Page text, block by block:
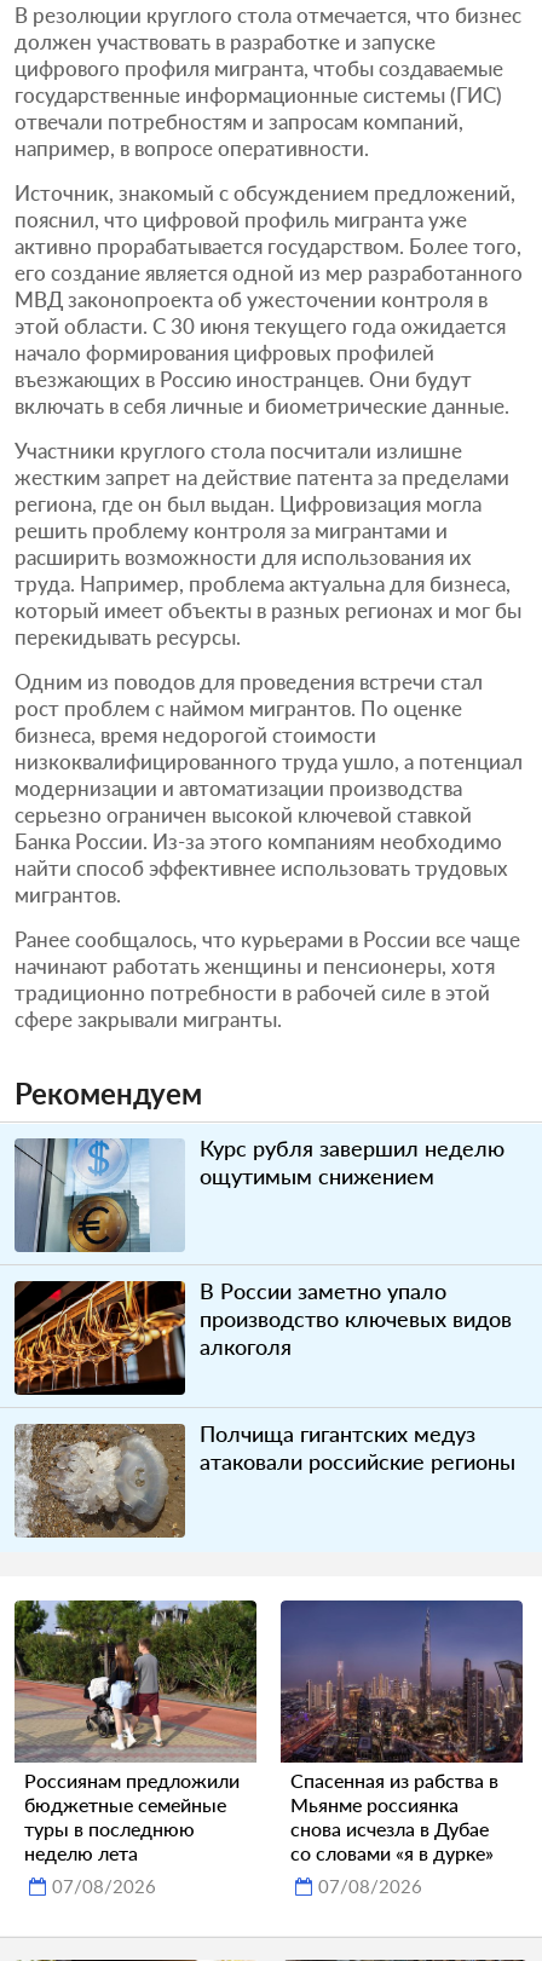
В резолюции круглого стола отмечается, что бизнес
должен участвовать в разработке и запуске
цифрового профиля мигранта, чтобы создаваемые
государственные информационные системы (ГИС)
отвечали потребностям и запросам компаний,
например, в вопросе оперативности.
Источник, знакомый с обсуждением предложений,
пояснил, что цифровой профиль мигранта уже
активно прорабатывается государством. Более того,
его создание является одной из мер разработанного
МВД законопроекта об ужесточении контроля в
этой области. С 30 июня текущего года ожидается
начало формирования цифровых профилей
въезжающих в Россию иностранцев. Они будут
включать в себя личные и биометрические данные.
Участники круглого стола посчитали излишне
жестким запрет на действие патента за пределами
региона, где он был выдан. Цифровизация могла
решить проблему контроля за мигрантами и
расширить возможности для использования их
труда. Например, проблема актуальна для бизнеса,
который имеет объекты в разных регионах и мог бы
перекидывать ресурсы.
Одним из поводов для проведения встречи стал
рост проблем с наймом мигрантов. По оценке
бизнеса, время недорогой стоимости
низкоквалифицированного труда ушло, а потенциал
модернизации и автоматизации производства
серьезно ограничен высокой ключевой ставкой
Банка России. Из-за этого компаниям необходимо
найти способ эффективнее использовать трудовых
мигрантов.
Ранее сообщалось, что курьерами в России все чаще
начинают работать женщины и пенсионеры, хотя
традиционно потребности в рабочей силе в этой
сфере закрывали мигранты.
Рекомендуем
Курс рубля завершил неделю
ощутимым снижением
В России заметно упало
производство ключевых видов
алкоголя
Полчища гигантских медуз
атаковали российские регионы
Россиянам предложили
бюджетные семейные
туры в последнюю
неделю лета
07/08/2026
Спасенная из рабства в
Мьянме россиянка
снова исчезла в Дубае
со словами «я в дурке»
07/08/2026